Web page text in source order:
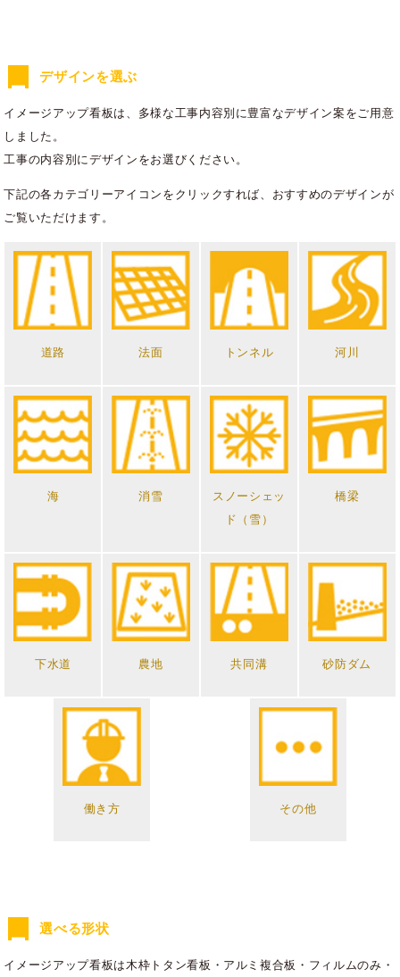
デザインを選ぶ
イメージアップ看板は、多様な工事内容別に豊富なデザイン案をご用意
しました。
工事の内容別にデザインをお選びください。
下記の各カテゴリーアイコンをクリックすれば、おすすめのデザインが
ご覧いただけます。
道路 法面 トンネル 河川
海 消雪
スノーシェッ
ド（雪）
橋梁
下水道 農地 共同溝 砂防ダム
働き方 その他
選べる形状
イメージアップ看板は木枠トタン看板・アルミ複合板・フィルムのみ・